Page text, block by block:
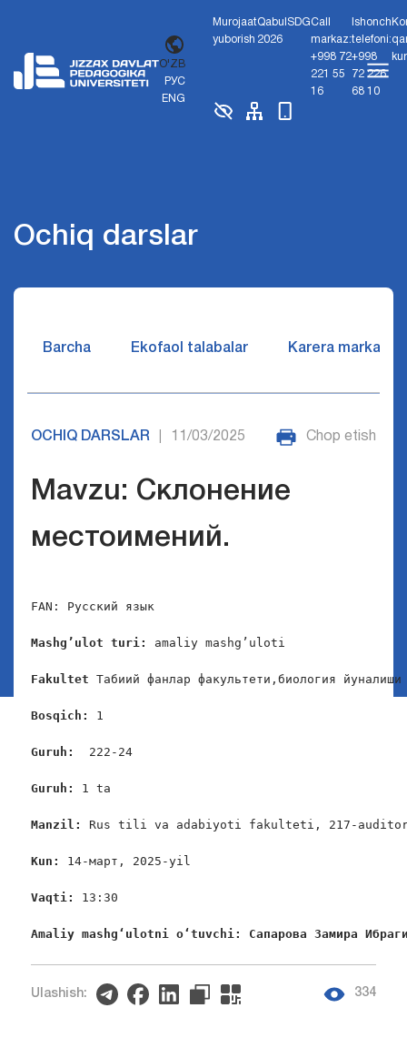
O'ZB
РУС
ENG
Murojaat
yuborish
Qabul
2026
SDGCall
markaz:
+998 72
221 55
16
Ishonch
telefoni:
+998
72 226
68 10
Ochiq darslar
Barcha Ekofaol talabalar Karera markazi
OCHIQ DARSLAR 11/03/2025 Chop etish
Mavzu: Склонение
местоимений.
FAN: Русский язык
Mashg ’ ulot turi: amaliy mashg’uloti
Fakultet Табиий фанлар факультети,биология йуналиши
Bosqich : 1
Guruh : 222-24
Guruh : 1 ta
Manzil: Rus tili va adabiyoti fakulteti, 217-
Kun: 14-март, 2025-yil
Vaqti: 13:30
Amaliy mashgʻulotni oʻtuvchi: Сапарова Замира
Ulashish: 334